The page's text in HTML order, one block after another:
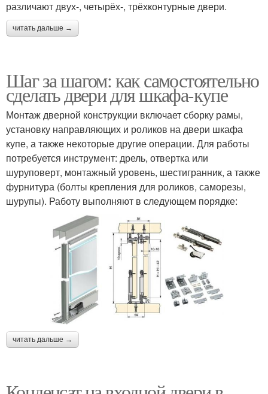
различают двух-, четырёх-, трёхконтурные двери.
читать дальше →
Шаг за шагом: как самостоятельно
сделать двери для шкафа-купе
Монтаж дверной конструкции включает сборку рамы,
установку направляющих и роликов на двери шкафа
купе, а также некоторые другие операции. Для работы
потребуется инструмент: дрель, отвертка или
шуруповерт, монтажный уровень, шестигранник, а также
фурнитура (болты крепления для роликов, саморезы,
шурупы). Работу выполняют в следующем порядке:
читать дальше →